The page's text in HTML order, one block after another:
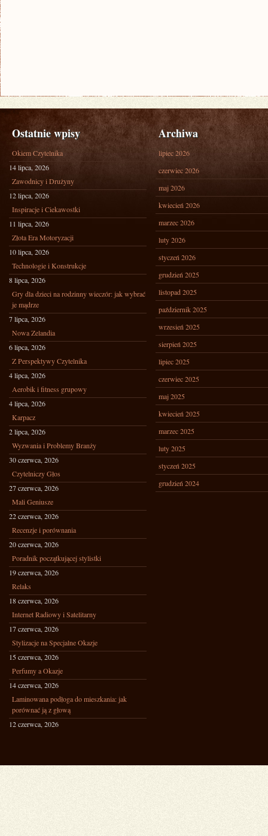
Ostatnie wpisy
Okiem Czytelnika
14 lipca, 2026
Zawodnicy i Drużyny
12 lipca, 2026
Inspiracje i Ciekawostki
11 lipca, 2026
Złota Era Motoryzacji
10 lipca, 2026
Technologie i Konstrukcje
8 lipca, 2026
Gry dla dzieci na rodzinny wieczór: jak wybrać
je mądrze
7 lipca, 2026
Nowa Zelandia
6 lipca, 2026
Z Perspektywy Czytelnika
4 lipca, 2026
Aerobik i fitness grupowy
4 lipca, 2026
Karpacz
2 lipca, 2026
Wyzwania i Problemy Branży
30 czerwca, 2026
Czytelniczy Głos
27 czerwca, 2026
Mali Geniusze
22 czerwca, 2026
Recenzje i porównania
20 czerwca, 2026
Poradnik początkującej stylistki
19 czerwca, 2026
Relaks
18 czerwca, 2026
Internet Radiowy i Satelitarny
17 czerwca, 2026
Stylizacje na Specjalne Okazje
15 czerwca, 2026
Perfumy a Okazje
14 czerwca, 2026
Laminowana podłoga do mieszkania: jak
porównać ją z głową
12 czerwca, 2026
Archiwa
lipiec 2026
czerwiec 2026
maj 2026
kwiecień 2026
marzec 2026
luty 2026
styczeń 2026
grudzień 2025
listopad 2025
październik 2025
wrzesień 2025
sierpień 2025
lipiec 2025
czerwiec 2025
maj 2025
kwiecień 2025
marzec 2025
luty 2025
styczeń 2025
grudzień 2024